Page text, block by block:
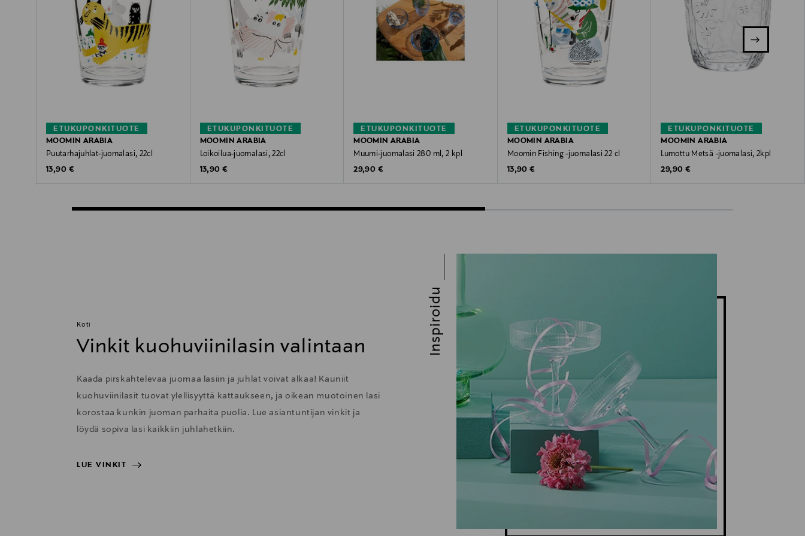
ETUKUPONKITUOTE
MOOMIN ARABIA
Puutarhajuhlat-juomalasi, 22cl
Original Price
13,90 €
ETUKUPONKITUOTE
MOOMIN ARABIA
Loikoilua-juomalasi, 22cl
Original Price
13,90 €
ETUKUPONKITUOTE
MOOMIN ARABIA
Muumi-juomalasi 280 ml, 2 kpl
Original Price
29,90 €
ETUKUPONKITUOTE
MOOMIN ARABIA
Moomin Fishing -juomalasi 22 cl
Original Price
13,90 €
ETUKUPONKITUOTE
MOOMIN ARABIA
Lumottu Metsä -juomalasi, 2kpl
Original Price
29,90 €
Koti
Vinkit kuohuviinilasin valintaan
Kaada pirskahtelevaa juomaa lasiin ja juhlat voivat alkaa! Kauniit
kuohuviinilasit tuovat ylellisyyttä kattaukseen, ja oikean muotoinen lasi
korostaa kunkin juoman parhaita puolia. Lue asiantuntijan vinkit ja
löydä sopiva lasi kaikkiin juhlahetkiin.
LUE VINKIT
Inspiroidu